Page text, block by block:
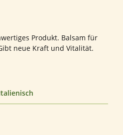
Produkt. Balsam für
neue Kraft und Vitalität.